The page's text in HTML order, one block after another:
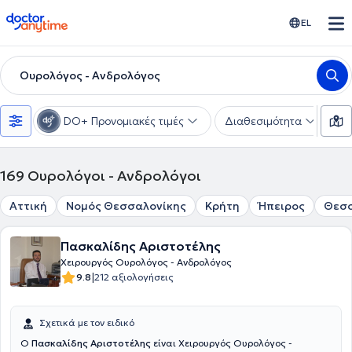
doctoranytime EL
Ουρολόγος - Ανδρολόγος
DO+ Προνομιακές τιμές Διαθεσιμότητα
169 Ουρολόγοι - Ανδρολόγοι
Αττική Νομός Θεσσαλονίκης Κρήτη Ήπειρος
Πασκαλίδης Αριστοτέλης
Χειρουργός Ουρολόγος - Ανδρολόγος
9.8|212 αξιολογήσεις
Σχετικά με τον ειδικό
Ο Πασκαλίδης Αριστοτέλης είναι Χειρουργός Ουρολόγος -